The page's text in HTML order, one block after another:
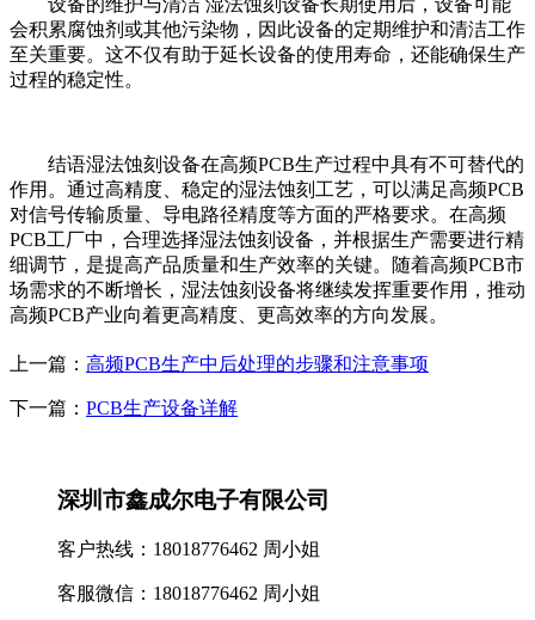
会积累腐蚀剂或其他污染物，因此设备的定期维护和清洁工作
至关重要。这不仅有助于延长设备的使用寿命，还能确保生产
过程的稳定性。
结语湿法蚀刻设备在高频PCB生产过程中具有不可替代的
作用。通过高精度、稳定的湿法蚀刻工艺，可以满足高频PCB
对信号传输质量、导电路径精度等方面的严格要求。在高频
PCB工厂中，合理选择湿法蚀刻设备，并根据生产需要进行精
细调节，是提高产品质量和生产效率的关键。随着高频PCB市
场需求的不断增长，湿法蚀刻设备将继续发挥重要作用，推动
高频PCB产业向着更高精度、更高效率的方向发展。
上一篇： 高频PCB生产中后处理的步骤和注意事项
下一篇： PCB生产设备详解
深圳市鑫成尔电子有限公司
客户热线：18018776462 周小姐
客服微信：18018776462 周小姐